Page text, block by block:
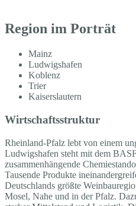
Region im Porträt
Mainz
Ludwigshafen
Koblenz
Trier
Kaiserslautern
Wirtschaftsstruktur
Rheinland-Pfalz lebt von einem
Ludwigshafen steht mit dem
zusammenhängende
Tausende Produkte
Deutschlands größte
Mosel, Nahe und in der Pfalz.